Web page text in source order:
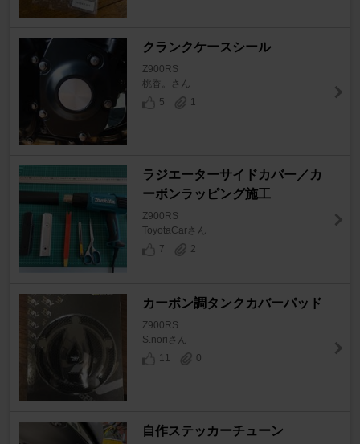
クランクケースシール
Z900RS
桃香。さん
5
1
ラジエーターサイドカバー／カ
ーボンラッピング施工
Z900RS
ToyotaCarさん
7
2
カーボン調タンクカバーパッド
Z900RS
S.noriさん
11
0
自作ステッカーチューン